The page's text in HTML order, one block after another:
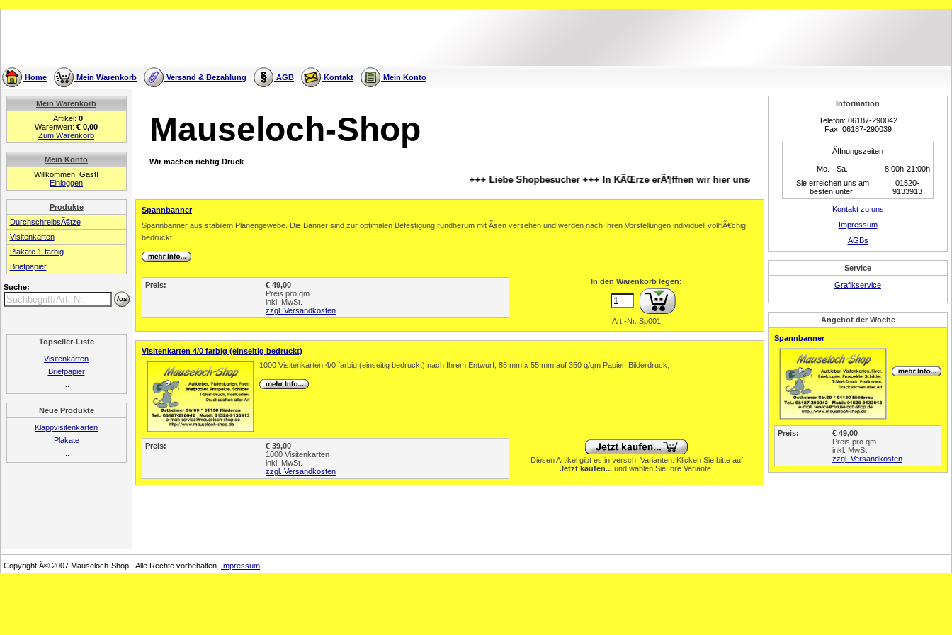
Home Mein Warenkorb Versand & Bezahlung AGB Kontakt Mein Konto
Mein Warenkorb
Artikel: 0
Warenwert: € 0,00
Zum Warenkorb
Mein Konto
Willkommen, Gast!
Einloggen
Produkte
DurchschreibsÃ€tze
Visitenkarten
Plakate 1-farbig
Briefpapier
Suche:
Topseller-Liste
Visitenkarten
Briefpapier
Neue Produkte
Klappvisitenkarten
Plakate
Mauseloch-Shop
Wir machen richtig Druck
+++ Liebe Shopbesucher +++ In KÃŒrze erÃ¶ffnen wir hier unseren neuen Webshop +++ Wir sind dabei alle
Spannbanner
Spannbanner aus stabilem Planengewebe. Die Banner sind zur optimalen Befestigung rundherum mit Ãsen versehen und werden nach Ihren Vorstellungen individuell vollflÃ€chig
bedruckt.
Preis:
€ 49,00
Preis pro qm
inkl. MwSt.
zzgl. Versandkosten
In den Warenkorb legen:
Art.-Nr. Sp001
Visitenkarten 4/0 farbig (einseitig bedruckt)
1000 Visitenkarten 4/0 farbig (einseitig bedruckt) nach Ihrem Entwurf, 85 mm x 55 mm auf 350 q/qm Papier, Bilderdruck,
Preis:
€ 39,00
1000 Visitenkarten
inkl. MwSt.
zzgl. Versandkosten
Diesen Artikel gibt es in versch. Varianten. Klicken Sie bitte auf
Jetzt kaufen... und wählen Sie Ihre Variante.
Information
Telefon: 06187-290042
Fax: 06187-290039
Ãffnungszeiten
Mo. - Sa.
8:00h-21:00h
Sie erreichen uns am
besten unter:
01520-
9133913
Kontakt zu uns
Impressum
AGBs
Service
Grafikservice
Angebot der Woche
Spannbanner
Preis:
€ 49,00
Preis pro qm
inkl. MwSt.
zzgl. Versandkosten
Copyright Â© 2007 Mauseloch-Shop - Alle Rechte vorbehalten. Impressum